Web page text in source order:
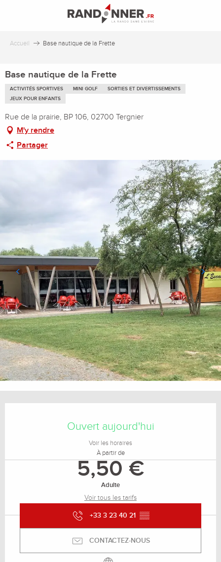
principal
Accueil Base nautique de la Frette
Base nautique de la Frette
ACTIVITÉS SPORTIVES MINI GOLF
SORTIES ET DIVERTISSEMENTS
JEUX POUR ENFANTS
Rue de la prairie, BP 106, 02700 Tergnier
M'y rendre
Partager
Ouvert aujourd'hui
Voir les horaires
À partir de
5,50 €
Adulte
Voir tous les tarifs
+33 3 23 40 21 ▒▒
CONTACTEZ-NOUS